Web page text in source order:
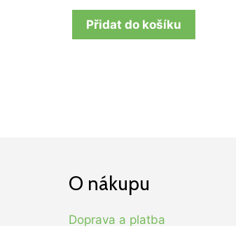
Přidat do košíku
O nákupu
Doprava a platba